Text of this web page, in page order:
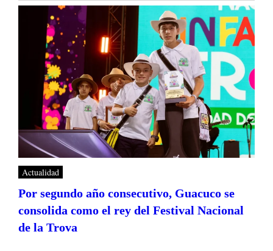
Actualidad
Por segundo año consecutivo, Guacuco se
consolida como el rey del Festival Nacional
de la Trova